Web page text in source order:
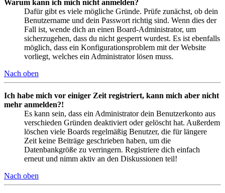
Warum kann ich mich nicht anmelden?
Dafür gibt es viele mögliche Gründe. Prüfe zunächst, ob dein
Benutzername und dein Passwort richtig sind. Wenn dies der
Fall ist, wende dich an einen Board-Administrator, um
sicherzugehen, dass du nicht gesperrt wurdest. Es ist ebenfalls
möglich, dass ein Konfigurationsproblem mit der Website
vorliegt, welches ein Administrator lösen muss.
Nach oben
Ich habe mich vor einiger Zeit registriert, kann mich aber nicht
mehr anmelden?!
Es kann sein, dass ein Administrator dein Benutzerkonto aus
verschieden Gründen deaktiviert oder gelöscht hat. Außerdem
löschen viele Boards regelmäßig Benutzer, die für längere
Zeit keine Beiträge geschrieben haben, um die
Datenbankgröße zu verringern. Registriere dich einfach
erneut und nimm aktiv an den Diskussionen teil!
Nach oben